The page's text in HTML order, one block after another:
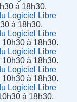
à 18h30.
Logiciel Libre
à 18h30.
Logiciel Libre
à 18h30.
Logiciel Libre
à 18h30.
Logiciel Libre
à 18h30.
Logiciel Libre
à 18h30.